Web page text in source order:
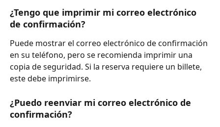
¿Tengo que imprimir mi correo electrónico
de confirmación?
Puede mostrar el correo electrónico de confirmación
en su teléfono, pero se recomienda imprimir una
copia de seguridad. Si la reserva requiere un billete,
este debe imprimirse.
¿Puedo reenviar mi correo electrónico de
confirmación?